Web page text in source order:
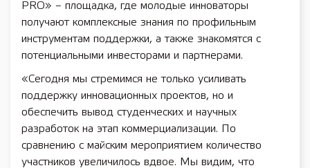
PRO» – площадка, где молодые инноваторы
получают комплексные знания по профильным
инструментам поддержки, а также знакомятся с
потенциальными инвесторами и партнерами.
«Сегодня мы стремимся не только усиливать
поддержку инновационных проектов, но и
обеспечить вывод студенческих и научных
разработок на этап коммерциализации. По
сравнению с майским мероприятием количество
участников увеличилось вдвое. Мы видим, что